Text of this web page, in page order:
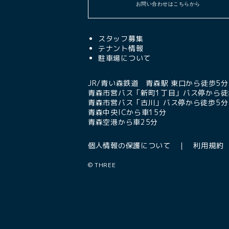
お問い合わせはこちらから
スタッフ募集
テナント情報
駐車場について
JR/青い森鉄道 青森駅 東口から徒歩5分
青森市営バス「新町1丁目」バス停から
青森市営バス「古川」バス停から徒歩5分
青森中央ICから車15分
青森空港から車25分
個人情報の保護について 利用規約
©THREE